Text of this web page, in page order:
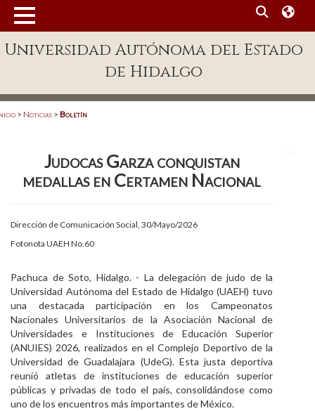
Enlaces
Patronato
Publicaciones en línea
Acreditación Internacional
Alumnado
Aspirantes
Personal
Alumni
Visitantes
Universidad Autónoma del Estado
de Hidalgo
> Noticias > Boletín
Judocas Garza conquistan
medallas en Certamen Nacional
Dirección de Comunicación Social, 30/Mayo/2026
Fotonota UAEH No.60
Pachuca de Soto, Hidalgo. - La delegación de judo de la
Universidad Autónoma del Estado de Hidalgo (UAEH) tuvo
una destacada participación en los Campeonatos
Nacionales Universitarios de la Asociación Nacional de
Universidades e Instituciones de Educación Superior
(ANUIES) 2026, realizados en el Complejo Deportivo de la
Universidad de Guadalajara (UdeG). Esta justa deportiva
reunió atletas de instituciones de educación superior
públicas y privadas de todo el país, consolidándose como
uno de los encuentros más importantes de México.